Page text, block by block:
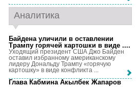
Аналитика
Байдена уличили в оставлении
Трампу горячей картошки в виде ....
Уходящий президент США Джо Байден
оставил избранному американскому
лидеру Дональду Трампу «горячую
картошку» в виде конфликта ...
Глава Кабмина Акылбек Жапаров